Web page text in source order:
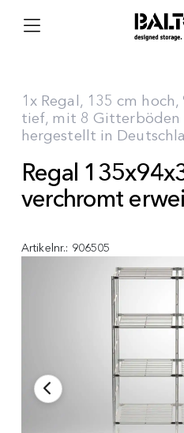
1x Regal, 135 cm
tief, mit 8 Gitterböden
hergestellt in
Regal
verchromt
Artikelnr.: 906505